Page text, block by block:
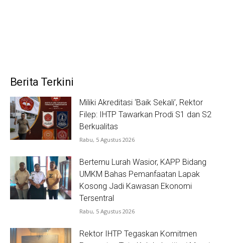
Berita Terkini
Miliki Akreditasi ‘Baik Sekali’, Rektor
Filep: IHTP Tawarkan Prodi S1 dan S2
Berkualitas
Rabu, 5 Agustus 2026
Bertemu Lurah Wasior, KAPP Bidang
UMKM Bahas Pemanfaatan Lapak
Kosong Jadi Kawasan Ekonomi
Tersentral
Rabu, 5 Agustus 2026
Rektor IHTP Tegaskan Komitmen